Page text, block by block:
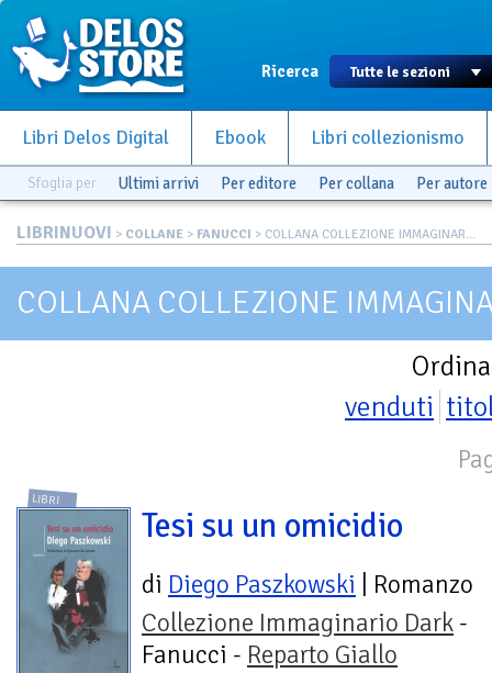
Ricerca
Libri Delos Digital Ebook Libri collezionismo
Sfoglia per Ultimi arrivi Per editore Per collana Per autore
LIBRINUOVI > COLLANE > FANUCCI > COLLANA COLLEZIONE IMMAGINAR...
COLLANA COLLEZIONE
venduti
LIBRI
Tesi su un omicidio
di Diego Paszkowski | Romanzo
Collezione Immaginario Dark -
Fanucci - Reparto Giallo